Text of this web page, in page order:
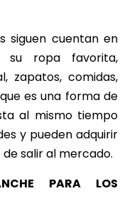
siguen cuentan en
su ropa favorita,
zapatos, comidas,
es una forma de
al mismo tiempo
y pueden adquirir
salir al mercado.
PARA LOS